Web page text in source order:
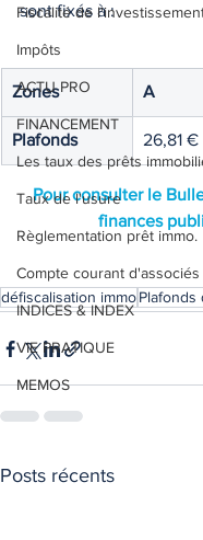
Fiscalité de
Impôts
ACTU PRO
FINANCEMENT
Les taux des prêts
Taux de l'usure
Règlementation prêt immo.
Compte courant d'associés
INDICES & INDEX
VIE PRATIQUE
MEMOS
sont fixés à :
Zones A
Plafonds 26,81 €
Pour consulter le
finances
défiscalisation immoPlafonds
Posts récents